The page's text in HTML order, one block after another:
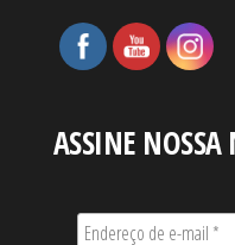
ASSINE NOSSA